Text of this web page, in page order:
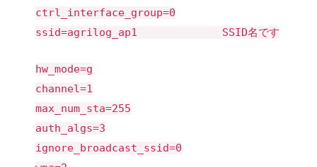
ctrl_interface_group=0
ssid=agrilog_ap1 SSID名です
hw_mode=g
channel=1
max_num_sta=255
auth_algs=3
ignore_broadcast_ssid=0